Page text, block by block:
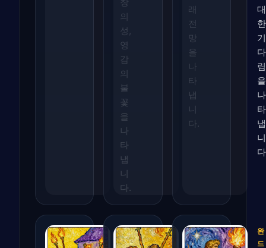
의
성,
영
감
의
불
꽃
을
나
타
냅
니
다.
래
전
망
을
나
타
냅
니
다.
대
한
기
다
림
을
나
타
냅
니
완
드
완
드
완
드